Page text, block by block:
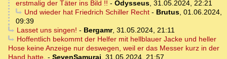
erstmalig der Täter ins Bild !! - Odysseus, 31.05.2024, 22:21
Und wieder hat Friedrich Schiller Recht- Brutus, 01.06.2024,
09:39
Lasset uns singen! - Bergamr, 31.05.2024, 21:11
Hoffentlich bekommt der Helfer mit hellblauer Jacke und heller
Hose keine Anzeige nur deswegen, weil er das Messer kurz in der
Hand hatte. - SevenSamurai, 31.05.2024, 21:57